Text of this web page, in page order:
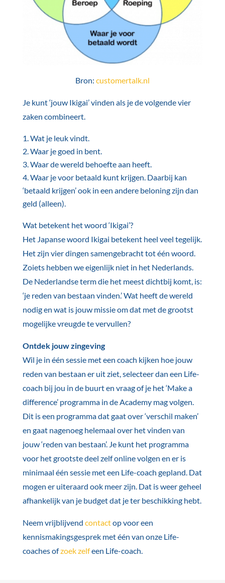
Bron: customertalk.nl
Je kunt ‘jouw Ikigai’ vinden als je de volgende vier
zaken combineert.
Wat je leuk vindt.
Waar je goed in bent.
Waar de wereld behoefte aan heeft.
Waar je voor betaald kunt krijgen. Daarbij kan
‘betaald krijgen’ ook in een andere beloning zijn dan
geld (alleen).
Wat betekent het woord ‘Ikigai’?
Het Japanse woord Ikigai betekent heel veel tegelijk.
Het zijn vier dingen samengebracht tot één woord.
Zoiets hebben we eigenlijk niet in het Nederlands.
De Nederlandse term die het meest dichtbij komt, is:
‘je reden van bestaan vinden.’ Wat heeft de wereld
nodig en wat is jouw missie om dat met de grootst
mogelijke vreugde te vervullen?
Ontdek jouw zingeving
Wil je in één sessie met een coach kijken hoe jouw
reden van bestaan er uit ziet, selecteer dan een Life-
coach bij jou in de buurt en vraag of je het ‘Make a
difference’ programma in de Academy mag volgen.
Dit is een programma dat gaat over ‘verschil maken’
en gaat nagenoeg helemaal over het vinden van
jouw ‘reden van bestaan’. Je kunt het programma
voor het grootste deel zelf online volgen en er is
minimaal één sessie met een Life-coach gepland. Dat
mogen er uiteraard ook meer zijn. Dat is weer geheel
afhankelijk van je budget dat je ter beschikking hebt.
Neem vrijblijvend contactop voor een
kennismakingsgesprek met één van onze Life-
coaches ofzoek zelfeen Life-coach.